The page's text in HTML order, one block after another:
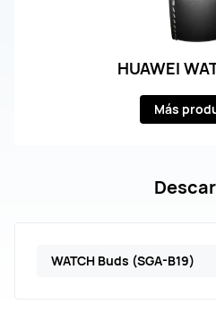
HUAWEI
Más
WATCH Buds (SGA-B19)